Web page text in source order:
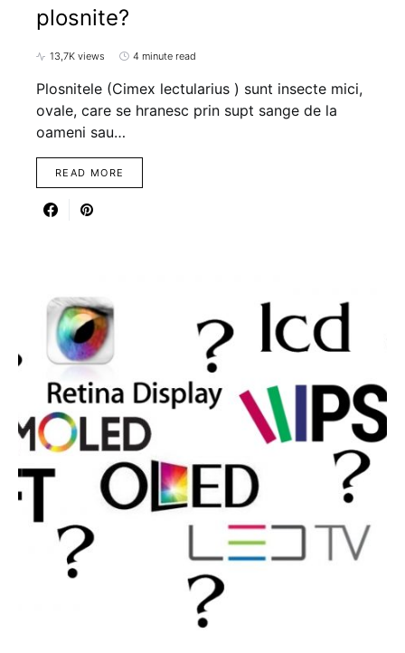
plosnite?
13,7K views 4 minute read
Plosnitele (Cimex lectularius ) sunt insecte mici,
ovale, care se hranesc prin supt sange de la
oameni sau…
READ MORE